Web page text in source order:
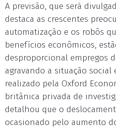
A previsão, que será
destaca as crescentes
automatização e os robôs
benefícios econômicos,
desproporcional empregos
agravando a situação social
realizado pela Oxford
britânica privada de
detalhou que o
ocasionado pelo aumento